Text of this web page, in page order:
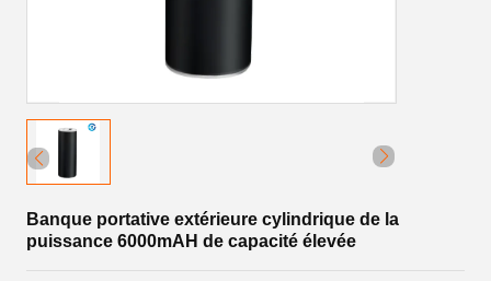
Banque portative extérieure cylindrique de la
puissance 6000mAH de capacité élevée